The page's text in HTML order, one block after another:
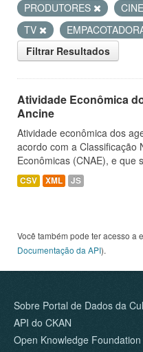
PRODUTORES
TV
Filtrar Resultados
Atividade Econômica
Ancine
Atividade econômica dos
acordo com a Classificação
Econômicas (CNAE), e que
CSV XML JS
Você também pode ter acesso a
Documentação da API).
Sobre Portal de Dados da
API do CKAN
Open Knowledge Foundation